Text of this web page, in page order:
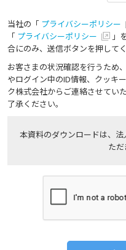
当社の「 プライバシーポリシー
「 プライバシーポリシー
」
合にのみ、送信ボタンを押してく
お客さまの状況確認を行うため
やログイン中のID情報、クッキ
ク株式会社からご連絡させてい
了承ください。
本資料のダウンロードは、
ただ